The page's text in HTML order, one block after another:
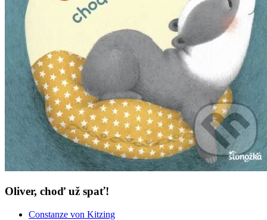
Oliver, choď už spať!
Constanze von Kitzing